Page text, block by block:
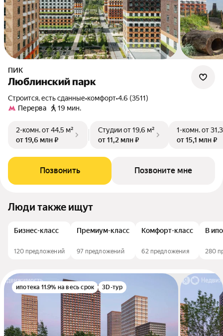
ПИК
Люблинский парк
Строится, есть сданные•комфорт•4.6 (3511)
Перерва
19 мин.
2-комн.от 44,5 м²
от 19,6 млн ₽
Студииот 19,6 м²
от 11,2 млн ₽
1-комн.от
от 15,1 млн ₽
Позвонить Позвоните мне
Люди также ищут
Бизнес-класс
120 предложений
Премиум-класс
97 предложений
Комфорт-класс
62 предложения
В
280
ипотека 11.9% на весь срок 3D-тур